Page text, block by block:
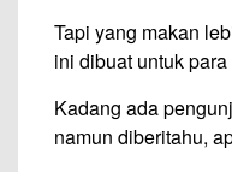
Tapi yang makan
ini dibuat untuk
Kadang ada
namun diberitahu,